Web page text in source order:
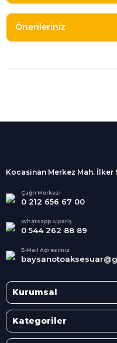
Önerileriniz
Alışveriş
kargolanmaktadır.
Tüm Kredi Kartlarına
seçenekleri
Kocasinan Merkez Mah. İlker
Çağrı Merkezi
0 212 656 67 00
Whatsapp Sipariş
0 544 262 88 89
E-Mail Adresimiz
Kurumsal
Kategoriler